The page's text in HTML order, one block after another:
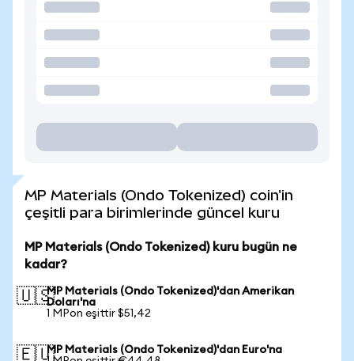
MP Materials (Ondo Tokenized) coin'in
çeşitli para birimlerinde güncel kuru
MP Materials (Ondo Tokenized) kuru bugün ne
kadar?
🇺🇸MP Materials (Ondo Tokenized)'dan Amerikan
Doları'na
1 MPon eşittir $51,42
🇪🇺MP Materials (Ondo Tokenized)'dan Euro'na